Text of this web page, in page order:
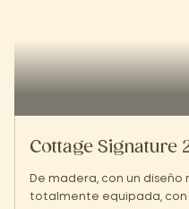
Cottage Signature
De madera, con un
totalmente equipada, con